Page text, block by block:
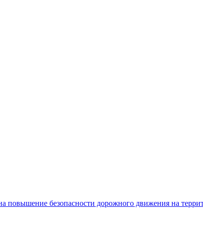
безопасности дорожного движения на